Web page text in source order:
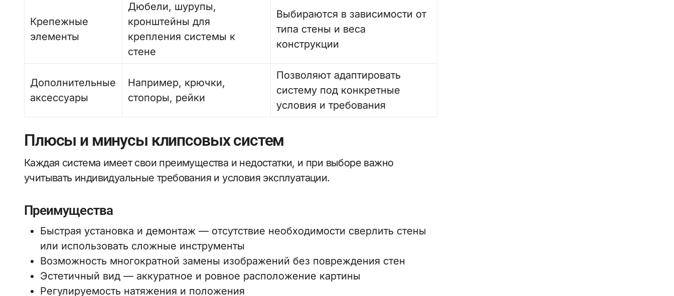
Крепежные
элементы
Дюбели, шурупы,
кронштейны для
крепления системы к
стене
Выбираются в зависимости от
типа стены и веса
конструкции
Дополнительные
аксессуары
Например, крючки,
стопоры, рейки
Позволяют адаптировать
систему под конкретные
условия и требования
Плюсы и минусы клипсовых систем
Каждая система имеет свои преимущества и недостатки, и при выборе важно
учитывать индивидуальные требования и условия эксплуатации.
Преимущества
Быстрая установка и демонтаж — отсутствие необходимости сверлить стены
или использовать сложные инструменты
Возможность многократной замены изображений без повреждения стен
Эстетичный вид — аккуратное и ровное расположение картины
Регулируемость натяжения и положения